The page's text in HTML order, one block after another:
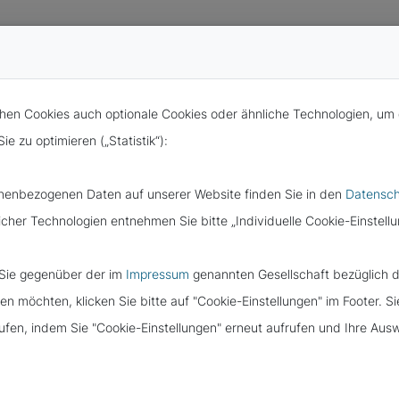
C
Cookies auch optionale Cookies oder ähnliche Technologien,
zu optimieren („Statistik“):
Daten auf unserer Website finden Sie in den
Technologien entnehmen Sie bitte „Individuelle Cookie-
gegenüber der im Impressum genannten Gesellschaft bezüglich
möchten, klicken Sie bitte auf "Cookie-Einstellungen" im Footer.
indem Sie "Cookie-Einstellungen" erneut aufrufen und Ihre